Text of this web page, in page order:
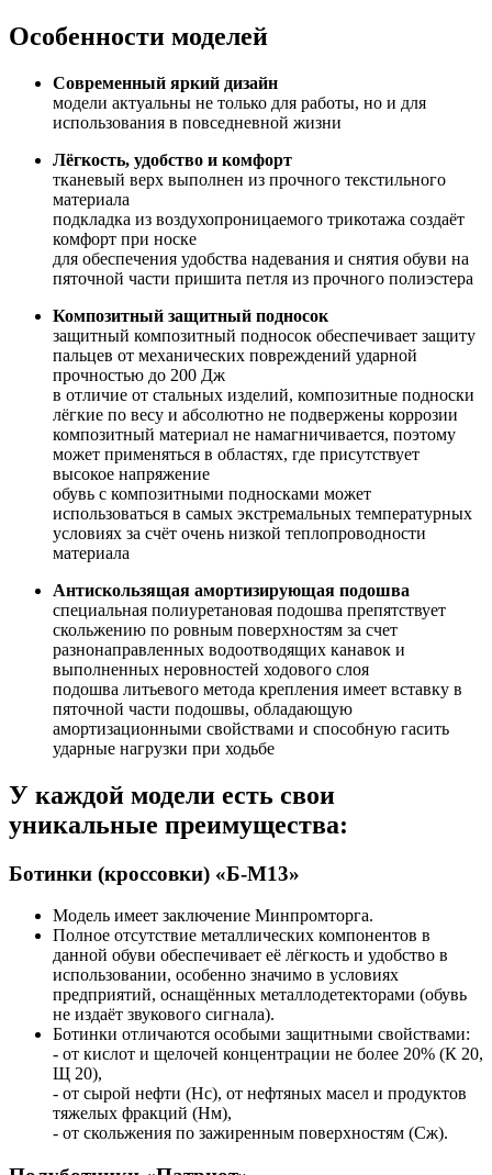
Особенности моделей
Современный яркий дизайн
модели актуальны не только для работы, но и для
использования в повседневной жизни
Лёгкость, удобство и комфорт
тканевый верх выполнен из прочного текстильного
материала
подкладка из воздухопроницаемого трикотажа создаёт
комфорт при носке
для обеспечения удобства надевания и снятия обуви на
пяточной части пришита петля из прочного полиэстера
Композитный защитный подносок
защитный композитный подносок обеспечивает защиту
пальцев от механических повреждений ударной
прочностью до 200 Дж
в отличие от стальных изделий, композитные подноски
лёгкие по весу и абсолютно не подвержены коррозии
композитный материал не намагничивается, поэтому
может применяться в областях, где присутствует
высокое напряжение
обувь с композитными подносками может
использоваться в самых экстремальных температурных
условиях за счёт очень низкой теплопроводности
материала
Антискользящая амортизирующая подошва
специальная полиуретановая подошва препятствует
скольжению по ровным поверхностям за счет
разнонаправленных водоотводящих канавок и
выполненных неровностей ходового слоя
подошва литьевого метода крепления имеет вставку в
пяточной части подошвы, обладающую
амортизационными свойствами и способную гасить
ударные нагрузки при ходьбе
У каждой модели есть свои
уникальные преимущества:
Ботинки (кроссовки) «Б-М13»
Модель имеет заключение Минпромторга.
Полное отсутствие металлических компонентов в
данной обуви обеспечивает её лёгкость и удобство в
использовании, особенно значимо в условиях
предприятий, оснащённых металлодетекторами (обувь
не издаёт звукового сигнала).
Ботинки отличаются особыми защитными свойствами:
- от кислот и щелочей концентрации не более 20% (К 20,
Щ 20),
- от сырой нефти (Нс), от нефтяных масел и продуктов
тяжелых фракций (Нм),
- от скольжения по зажиренным поверхностям (Сж).